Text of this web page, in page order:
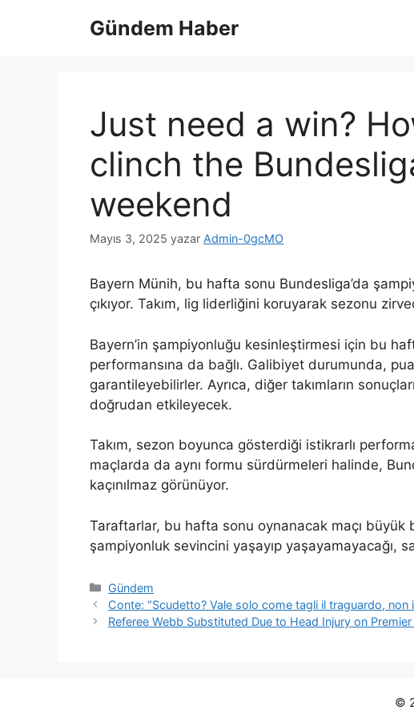
Gündem Haber
Just need a win?
clinch the
weekend
Mayıs 3, 2025 yazar Admin-0gcMO
Bayern Münih, bu hafta sonu Bundesliga’da
çıkıyor. Takım, lig liderliğini koruyarak sezonu
Bayern’in şampiyonluğu kesinleştirmesi için bu
performansına da bağlı. Galibiyet durumunda,
garantileyebilirler. Ayrıca, diğer takımların
doğrudan etkileyecek.
Takım, sezon boyunca gösterdiği istikrarlı
maçlarda da aynı formu sürdürmeleri halinde,
kaçınılmaz görünüyor.
Taraftarlar, bu hafta sonu oynanacak maçı büyük
şampiyonluk sevincini yaşayıp yaşayamayacağı,
Kategoriler
Gündem
Conte: “Scudetto? Vale solo come tagli il traguardo, non
Referee Webb Substituted Due to Head Injury on
©